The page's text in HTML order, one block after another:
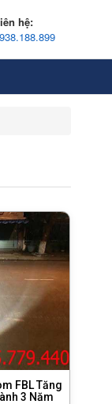
hệ:
FBL Tăng
3 Năm